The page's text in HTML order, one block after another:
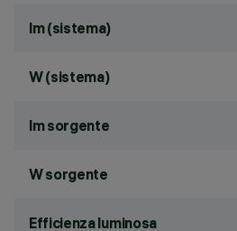
lm (sistema)
W (sistema)
lm sorgente
W sorgente
Efficienza luminosa